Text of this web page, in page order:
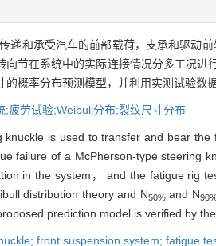
递和承受汽车的前部载荷，支承和驱动
向节在系统中的实际连接情况分多工况进
的概率分布预测模型，并利用实测试验数
;疲劳试验;Weibull分布;裂纹尺寸分布
knuckle is used to transfer and bear
failure of a McPherson-type steering
in the system， and the fatigue rig
distribution theory and N50%and N
prediction model is verified by
front suspension system; fatigue